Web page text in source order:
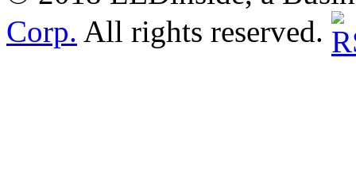
Corp. All rights reserved.